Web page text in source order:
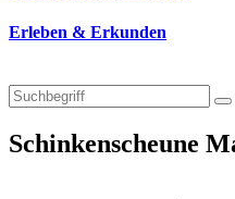
Erleben & Erkunden
Schinkenscheune